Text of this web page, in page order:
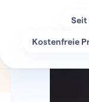
Seit
Kostenfreie